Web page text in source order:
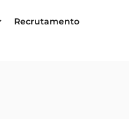
Recrutamento